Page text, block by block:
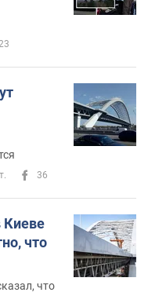
36
Киеве
что
что